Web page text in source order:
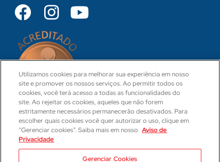
CRM 31-PR
Utilizamos cookies para melhorar sua experiência em nosso
site e promover os nossos serviços. Ao permitir todos os
cookies, você terá acesso a todas as funcionalidades do
site. Ao rejeitar os cookies, aqueles que não forem
estritamente necessários permanecerão desativados. Para
escolher quais cookies você quer autorizar o uso, clique em
“Gerenciar cookies”. Saiba mais em nosso Aviso de
Privacidade
Gerenciar Cookies